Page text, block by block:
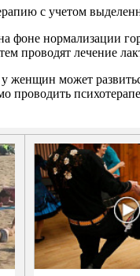
с учетом
фоне нормализации
проводят лечение
женщин может